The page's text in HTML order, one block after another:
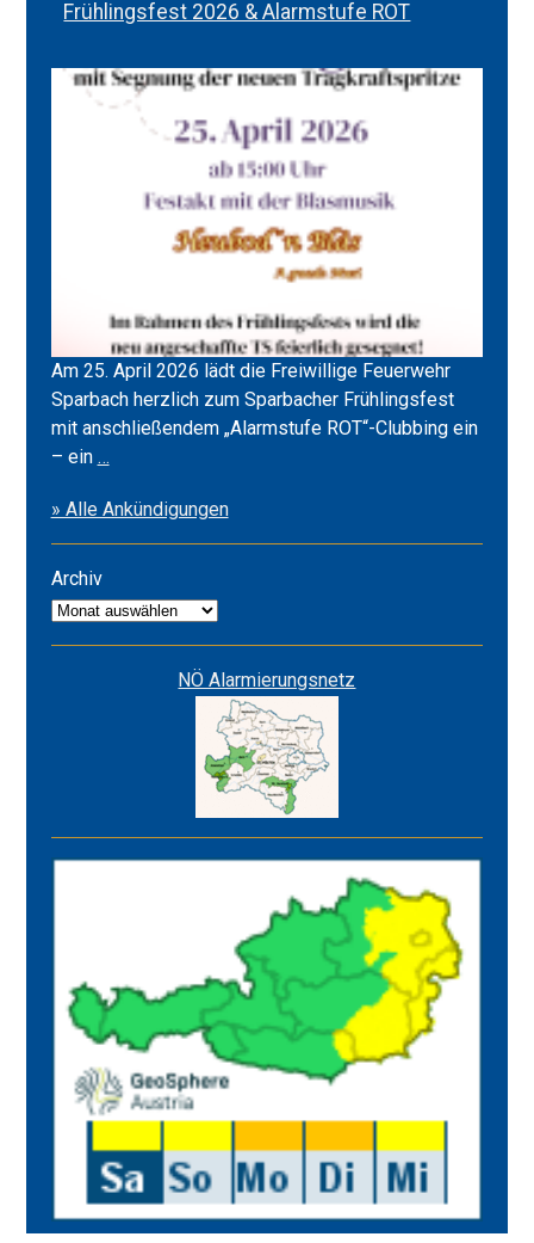
Frühlingsfest 2026 & Alarmstufe ROT
Am 25. April 2026 lädt die Freiwillige Feuerwehr
Sparbach herzlich zum Sparbacher Frühlingsfest
mit anschließendem „Alarmstufe ROT“-Clubbing ein
– ein …
&
Alarmstufe
» Alle Ankündigungen
Archiv
Archiv
NÖ Alarmierungsnetz